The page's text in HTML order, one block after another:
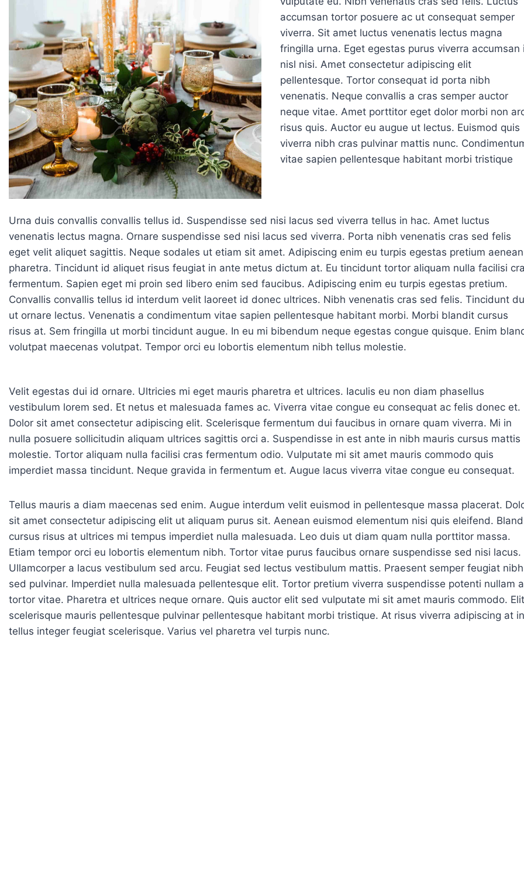
accumsan tortor posuere ac ut consequat semper
viverra. Sit amet luctus venenatis lectus magna
fringilla urna. Eget egestas purus viverra accumsan
nisl nisi. Amet consectetur adipiscing elit
pellentesque. Tortor consequat id porta nibh
venenatis. Neque convallis a cras semper auctor
neque vitae. Amet porttitor eget dolor morbi non
risus quis. Auctor eu augue ut lectus. Euismod quis
viverra nibh cras pulvinar mattis nunc.
vitae sapien pellentesque habitant morbi tristique
Urna duis convallis convallis tellus id. Suspendisse sed nisi lacus sed viverra tellus in hac. Amet luctus
venenatis lectus magna. Ornare suspendisse sed nisi lacus sed viverra. Porta nibh venenatis cras sed felis
eget velit aliquet sagittis. Neque sodales ut etiam sit amet. Adipiscing enim eu turpis egestas pretium aenean
pharetra. Tincidunt id aliquet risus feugiat in ante metus dictum at. Eu tincidunt tortor aliquam nulla facilisi
fermentum. Sapien eget mi proin sed libero enim sed faucibus. Adipiscing enim eu turpis egestas pretium.
Convallis convallis tellus id interdum velit laoreet id donec ultrices. Nibh venenatis cras sed felis. Tincidunt
ut ornare lectus. Venenatis a condimentum vitae sapien pellentesque habitant morbi. Morbi blandit cursus
risus at. Sem fringilla ut morbi tincidunt augue. In eu mi bibendum neque egestas congue quisque. Enim
volutpat maecenas volutpat. Tempor orci eu lobortis elementum nibh tellus molestie.
Velit egestas dui id ornare. Ultricies mi eget mauris pharetra et ultrices. Iaculis eu non diam phasellus
vestibulum lorem sed. Et netus et malesuada fames ac. Viverra vitae congue eu consequat ac felis donec et.
Dolor sit amet consectetur adipiscing elit. Scelerisque fermentum dui faucibus in ornare quam viverra. Mi in
nulla posuere sollicitudin aliquam ultrices sagittis orci a. Suspendisse in est ante in nibh mauris cursus mattis
molestie. Tortor aliquam nulla facilisi cras fermentum odio. Vulputate mi sit amet mauris commodo quis
imperdiet massa tincidunt. Neque gravida in fermentum et. Augue lacus viverra vitae congue eu consequat.
Tellus mauris a diam maecenas sed enim. Augue interdum velit euismod in pellentesque massa placerat.
sit amet consectetur adipiscing elit ut aliquam purus sit. Aenean euismod elementum nisi quis eleifend.
cursus risus at ultrices mi tempus imperdiet nulla malesuada. Leo duis ut diam quam nulla porttitor massa.
Etiam tempor orci eu lobortis elementum nibh. Tortor vitae purus faucibus ornare suspendisse sed nisi lacus.
Ullamcorper a lacus vestibulum sed arcu. Feugiat sed lectus vestibulum mattis. Praesent semper feugiat nibh
sed pulvinar. Imperdiet nulla malesuada pellentesque elit. Tortor pretium viverra suspendisse potenti nullam
tortor vitae. Pharetra et ultrices neque ornare. Quis auctor elit sed vulputate mi sit amet mauris commodo. Elit
scelerisque mauris pellentesque pulvinar pellentesque habitant morbi tristique. At risus viverra adipiscing at in
tellus integer feugiat scelerisque. Varius vel pharetra vel turpis nunc.